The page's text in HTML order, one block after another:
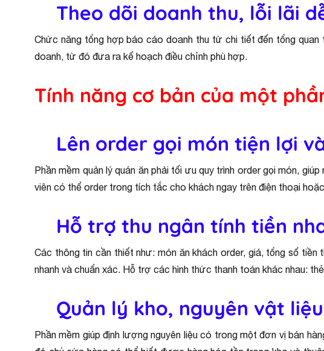
Theo dõi doanh thu, lỗi lãi
Chức năng tổng hợp báo cáo doanh thu từ chi tiết đến tổng
doanh, từ đó đưa ra kế hoạch điều chỉnh phù hợp.
Tính năng cơ bản của một
Lên order gọi món tiện lợi
Phần mềm quản lý quán ăn phải tối ưu quy trình order gọi món,
viên có thể order trong tích tắc cho khách ngay trên điện thoại
Hỗ trợ thu ngân tính tiền
Các thông tin cần thiết như: món ăn khách order, giá, tổng số tiền
nhanh và chuẩn xác. Hỗ trợ các hình thức thanh toán khác nhau:
Quản lý kho, nguyên vật liệu
Phần mềm giúp định lượng nguyên liệu có trong một đơn vị bán